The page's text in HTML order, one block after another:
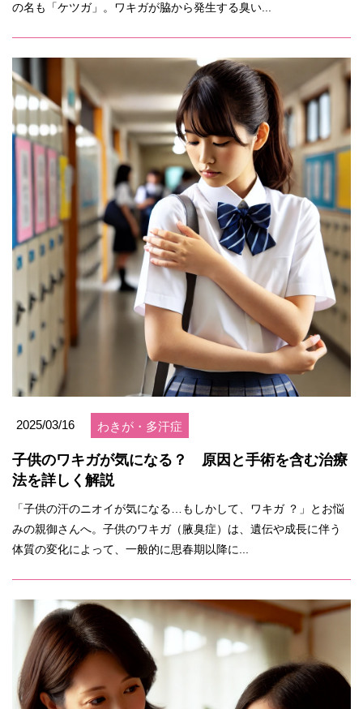
の名も「ケツガ」。ワキガが脇から発生する臭い...
2025/03/16 わきが・多汗症
子供のワキガが気になる？ 原因と手術を含む治療
法を詳しく解説
「子供の汗のニオイが気になる…もしかして、ワキガ ？」とお悩
みの親御さんへ。子供のワキガ（腋臭症）は、遺伝や成長に伴う
体質の変化によって、一般的に思春期以降に...